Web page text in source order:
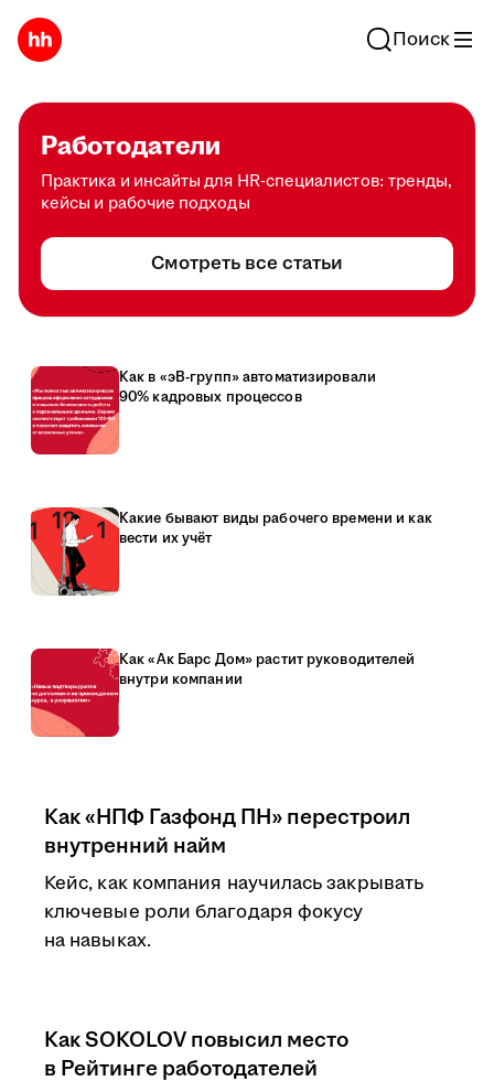
Поиск
Работодатели
Практика и инсайты для HR-специалистов: тренды,
кейсы и рабочие подходы
Смотреть все статьи
Как в «эВ-групп» автоматизировали
90% кадровых процессов
Какие бывают виды рабочего времени и как
вести их учёт
Как «Ак Барс Дом» растит руководителей
внутри компании
Как «НПФ Газфонд ПН» перестроил
внутренний найм
Кейс, как компания научилась закрывать
ключевые роли благодаря фокусу
на навыках.
Как SOKOLOV повысил место
в Рейтинге работодателей